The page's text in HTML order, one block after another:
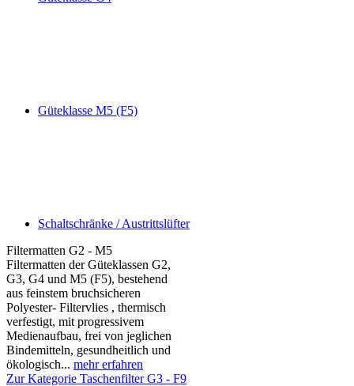
Güteklasse M5 (F5)
Schaltschränke / Austrittslüfter
Filtermatten G2 - M5
Filtermatten der Güteklassen G2,
G3, G4 und M5 (F5), bestehend
aus feinstem bruchsicheren
Polyester- Filtervlies , thermisch
verfestigt, mit progressivem
Medienaufbau, frei von jeglichen
Bindemitteln, gesundheitlich und
ökologisch... mehr erfahren
Zur Kategorie Taschenfilter G3 - F9